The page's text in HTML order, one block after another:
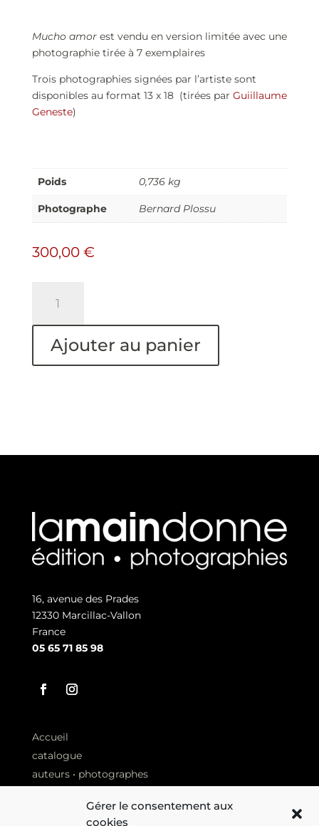
Gérer le consentement aux
cookies
Mucho amor est vendu en version limitée avec une
photographie tirée à 7 exemplaires
Trois photographies signées par l’artiste sont
disponibles au format 13 x 18 (tirées par Guiillaume
Geneste)
Poids 0,736 kg
Photographe Bernard Plossu
300,00 €
Mucho
amorAjouter au panier
16, avenue des Prades
12330 Marcillac-Vallon
France
05 65 71 85 98
Accueil
catalogue
auteurs • photographes